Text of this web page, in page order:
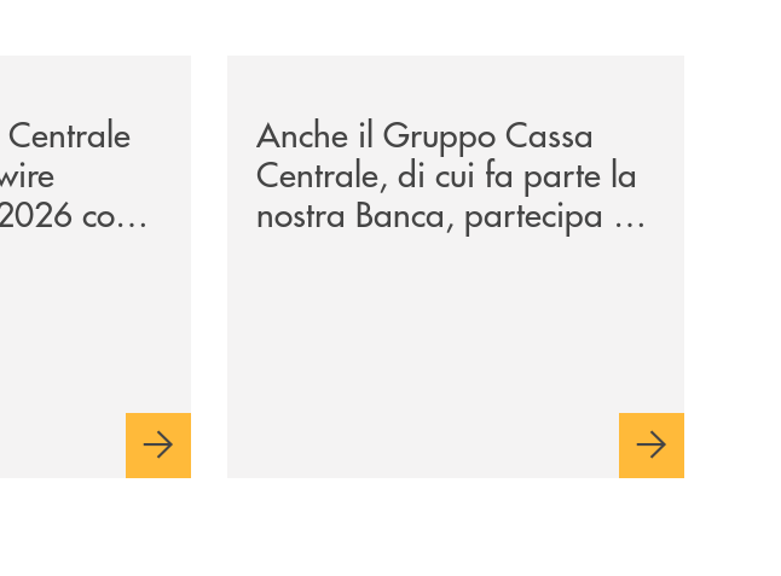
come
Anche il Gruppo Cassa
Centrale, di cui fa parte la
nostra Banca, partecipa a
EUR.BANK, il progetto di